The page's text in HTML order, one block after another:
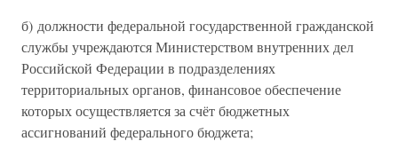
б) должности федеральной государственной гражданской
службы учреждаются Министерством внутренних дел
Российской Федерации в подразделениях
территориальных органов, финансовое обеспечение
которых осуществляется за счёт бюджетных
ассигнований федерального бюджета;